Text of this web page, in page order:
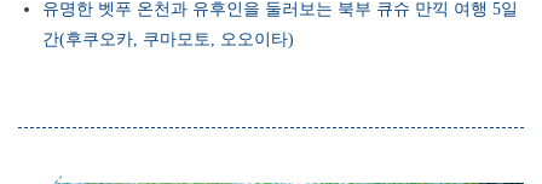
유명한 벳푸 온천과 유후인을 둘러보는 북부 큐슈 만끽 여행 5일
간(후쿠오카, 쿠마모토, 오오이타)